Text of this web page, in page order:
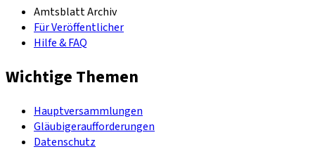
Amtsblatt Archiv
Für Veröffentlicher
Hilfe & FAQ
Wichtige Themen
Hauptversammlungen
Gläubigeraufforderungen
Datenschutz